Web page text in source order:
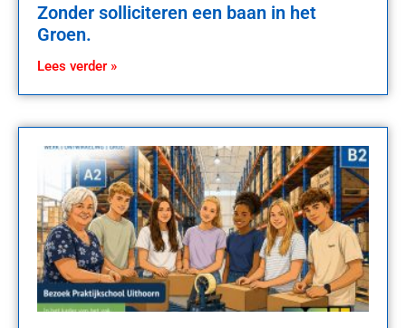
Zonder solliciteren een baan in het
Groen.
Lees verder »